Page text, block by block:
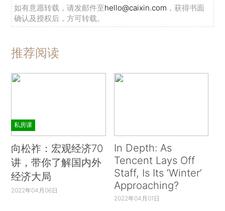
如有意愿转载，请发邮件至hello@caixin.com ，获得书面
确认及授权后，方可转载。
推荐阅读
私房课
向松祚：宏观经济70
讲，带你了解国内外
经济大局
2022年04月06日
In Depth: As
Tencent Lays Off
Staff, Is Its ‘Winter’
Approaching?
2022年04月01日